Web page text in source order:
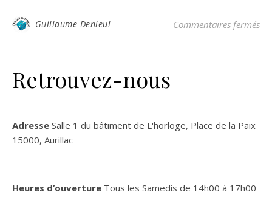
Guillaume Denieul Commentaires fermés
Retrouvez-nous
Adresse Salle 1 du bâtiment de L'horloge, Place de la Paix
15000, Aurillac
Heures d’ouverture Tous les Samedis de 14h00 à 17h00